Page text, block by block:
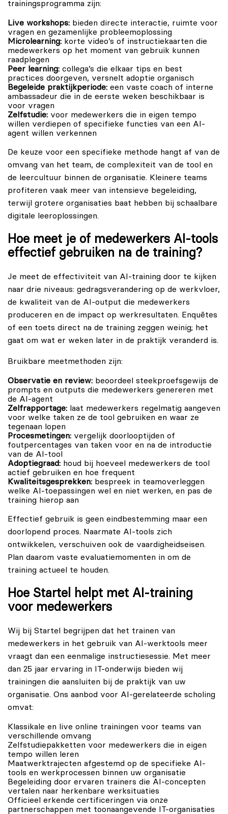
trainingsprogramma zijn:
Live workshops: bieden directe interactie, ruimte voor
vragen en gezamenlijke probleemoplossing
Microlearning: korte video’s of instructiekaarten die
medewerkers op het moment van gebruik kunnen
raadplegen
Peer learning: collega’s die elkaar tips en best
practices doorgeven, versnelt adoptie organisch
Begeleide praktijkperiode: een vaste coach of interne
ambassadeur die in de eerste weken beschikbaar is
voor vragen
Zelfstudie: voor medewerkers die in eigen tempo
willen verdiepen of specifieke functies van een AI-
agent willen verkennen
De keuze voor een specifieke methode hangt af van de
omvang van het team, de complexiteit van de tool en
de leercultuur binnen de organisatie. Kleinere teams
profiteren vaak meer van intensieve begeleiding,
terwijl grotere organisaties baat hebben bij schaalbare
digitale leeroplossingen.
Hoe meet je of medewerkers AI-tools
effectief gebruiken na de training?
Je meet de effectiviteit van AI-training door te kijken
naar drie niveaus: gedragsverandering op de werkvloer,
de kwaliteit van de AI-output die medewerkers
produceren en de impact op werkresultaten. Enquêtes
of een toets direct na de training zeggen weinig; het
gaat om wat er weken later in de praktijk veranderd is.
Bruikbare meetmethoden zijn:
Observatie en review: beoordeel steekproefsgewijs de
prompts en outputs die medewerkers genereren met
de AI-agent
Zelfrapportage: laat medewerkers regelmatig aangeven
voor welke taken ze de tool gebruiken en waar ze
tegenaan lopen
Procesmetingen: vergelijk doorlooptijden of
foutpercentages van taken voor en na de introductie
van de AI-tool
Adoptiegraad: houd bij hoeveel medewerkers de tool
actief gebruiken en hoe frequent
Kwaliteitsgesprekken: bespreek in teamoverleggen
welke AI-toepassingen wel en niet werken, en pas de
training hierop aan
Effectief gebruik is geen eindbestemming maar een
doorlopend proces. Naarmate AI-tools zich
ontwikkelen, verschuiven ook de vaardigheidseisen.
Plan daarom vaste evaluatiemomenten in om de
training actueel te houden.
Hoe Startel helpt met AI-training
voor medewerkers
Wij bij Startel begrijpen dat het trainen van
medewerkers in het gebruik van AI-werktools meer
vraagt dan een eenmalige instructiesessie. Met meer
dan 25 jaar ervaring in IT-onderwijs bieden wij
trainingen die aansluiten bij de praktijk van uw
organisatie. Ons aanbod voor AI-gerelateerde scholing
omvat:
Klassikale en live online trainingen voor teams van
verschillende omvang
Zelfstudiepakketten voor medewerkers die in eigen
tempo willen leren
Maatwerktrajecten afgestemd op de specifieke AI-
tools en werkprocessen binnen uw organisatie
Begeleiding door ervaren trainers die AI-concepten
vertalen naar herkenbare werksituaties
Officieel erkende certificeringen via onze
partnerschappen met toonaangevende IT-organisaties